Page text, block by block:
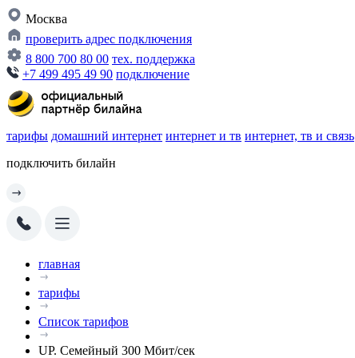
Москва
проверить адрес подключения
8 800 700 80 00 тех. поддержка
+7 499 495 49 90 подключение
тарифы домашний интернет интернет и тв интернет, тв и связь
подключить билайн
главная
тарифы
Список тарифов
UP. Семейный 300 Мбит/сек